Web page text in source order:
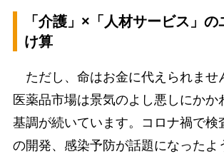
「介護」×「人材サービス」
け算
ただし、命はお金に代えられませ
医薬品市場は景気のよし悪しにかか
基調が続いています。コロナ禍で検
の開発、感染予防が話題になったよ